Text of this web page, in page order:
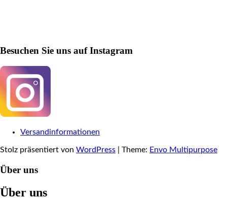
Besuchen Sie uns auf Instagram
Versandinformationen
Stolz präsentiert von WordPress Theme: Envo Multipurpose
Über uns
Über uns